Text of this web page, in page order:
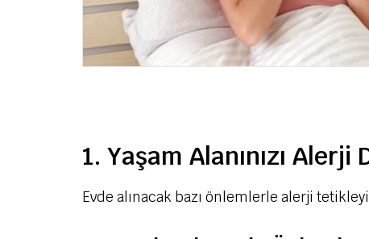
1. Yaşam Alanınızı
Evde alınacak bazı önlemlerle alerji